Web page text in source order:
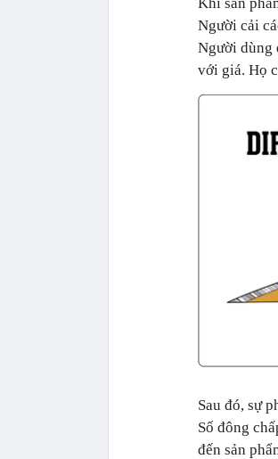
Người cải
Người dùng
với giá. Họ
Sau đó, sự
Số đông
đến sản